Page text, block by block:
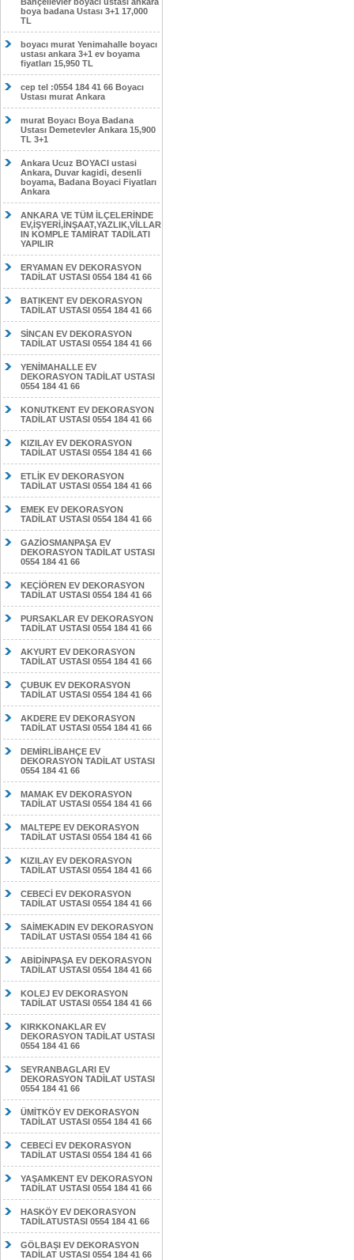
boya badana Ustası 3+1 17,000
TL
boyacı murat Yenimahalle boyacı
ustası ankara 3+1 ev boyama
fiyatları 15,950 TL
cep tel :0554 184 41 66 Boyacı
Ustası murat Ankara
murat Boyacı Boya Badana
Ustası Demetevler Ankara 15,900
TL 3+1
Ankara Ucuz BOYACI ustasi
Ankara, Duvar kagidi, desenli
boyama, Badana Boyaci Fiyatları
Ankara
ANKARA VE TÜM İLÇELERİNDE
EV,İŞYERİ,İNŞAAT,YAZLIK,VİLLAR
IN KOMPLE TAMİRAT TADİLATI
YAPILIR
ERYAMAN EV DEKORASYON
TADİLAT USTASI 0554 184 41 66
BATIKENT EV DEKORASYON
TADİLAT USTASI 0554 184 41 66
SİNCAN EV DEKORASYON
TADİLAT USTASI 0554 184 41 66
YENİMAHALLE EV
DEKORASYON TADİLAT USTASI
0554 184 41 66
KONUTKENT EV DEKORASYON
TADİLAT USTASI 0554 184 41 66
KIZILAY EV DEKORASYON
TADİLAT USTASI 0554 184 41 66
ETLİK EV DEKORASYON
TADİLAT USTASI 0554 184 41 66
EMEK EV DEKORASYON
TADİLAT USTASI 0554 184 41 66
GAZİOSMANPAŞA EV
DEKORASYON TADİLAT USTASI
0554 184 41 66
KEÇİÖREN EV DEKORASYON
TADİLAT USTASI 0554 184 41 66
PURSAKLAR EV DEKORASYON
TADİLAT USTASI 0554 184 41 66
AKYURT EV DEKORASYON
TADİLAT USTASI 0554 184 41 66
ÇUBUK EV DEKORASYON
TADİLAT USTASI 0554 184 41 66
AKDERE EV DEKORASYON
TADİLAT USTASI 0554 184 41 66
DEMİRLİBAHÇE EV
DEKORASYON TADİLAT USTASI
0554 184 41 66
MAMAK EV DEKORASYON
TADİLAT USTASI 0554 184 41 66
MALTEPE EV DEKORASYON
TADİLAT USTASI 0554 184 41 66
KIZILAY EV DEKORASYON
TADİLAT USTASI 0554 184 41 66
CEBECİ EV DEKORASYON
TADİLAT USTASI 0554 184 41 66
SAİMEKADIN EV DEKORASYON
TADİLAT USTASI 0554 184 41 66
ABİDİNPAŞA EV DEKORASYON
TADİLAT USTASI 0554 184 41 66
KOLEJ EV DEKORASYON
TADİLAT USTASI 0554 184 41 66
KIRKKONAKLAR EV
DEKORASYON TADİLAT USTASI
0554 184 41 66
SEYRANBAGLARI EV
DEKORASYON TADİLAT USTASI
0554 184 41 66
ÜMİTKÖY EV DEKORASYON
TADİLAT USTASI 0554 184 41 66
CEBECİ EV DEKORASYON
TADİLAT USTASI 0554 184 41 66
YAŞAMKENT EV DEKORASYON
TADİLAT USTASI 0554 184 41 66
HASKÖY EV DEKORASYON
TADİLATUSTASI 0554 184 41 66
GÖLBAŞI EV DEKORASYON
TADİLAT USTASI 0554 184 41 66